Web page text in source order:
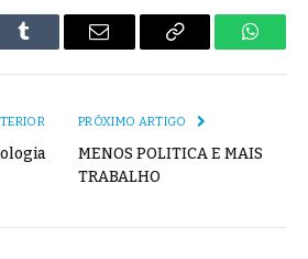
Tumblr
E-
Copiar
PRÓXIMO ARTIGO
MENOS POLITICA E MAIS
TRABALHO